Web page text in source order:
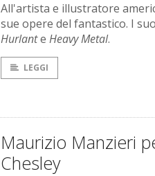
All'artista e illustratore
sue opere del fantastico. I
Hurlante Heavy Metal.
LEGGI
Maurizio Manzieri
Chesley